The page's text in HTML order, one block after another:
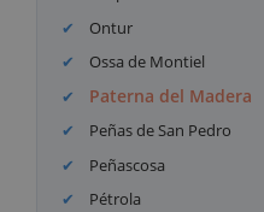
Ontur
Ossa de Montiel
Paterna del Madera
Peñas de San Pedro
Peñascosa
Pétrola